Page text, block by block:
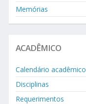
Memórias
ACADÊMICO
Calendário acadêmico
Disciplinas
Requerimentos